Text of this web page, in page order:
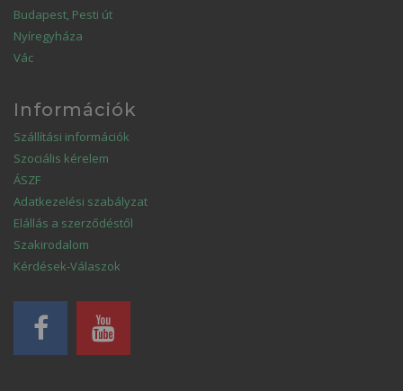
Budapest, Pesti út
Nyíregyháza
Vác
Információk
Szállítási információk
Szociális kérelem
ÁSZF
Adatkezelési szabályzat
Elállás a szerződéstől
Szakirodalom
Kérdések-Válaszok